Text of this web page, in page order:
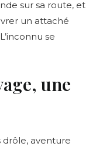
sur sa route, et
un attaché
se
, une
drôle, aventure